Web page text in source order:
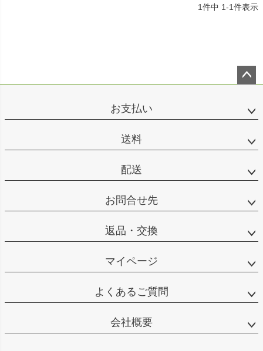
1件中 1-1件表示
お支払い
送料
配送
お問合せ先
返品・交換
マイページ
よくあるご質問
会社概要
ップ